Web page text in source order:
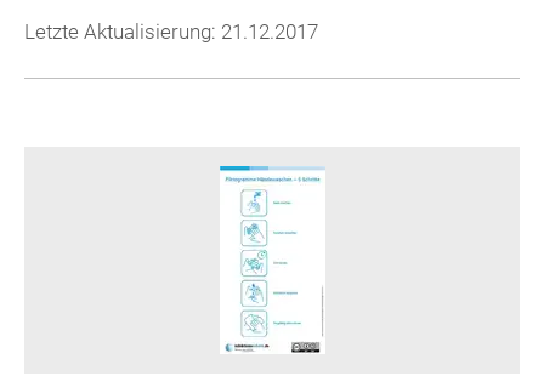
Letzte Aktualisierung: 21.12.2017